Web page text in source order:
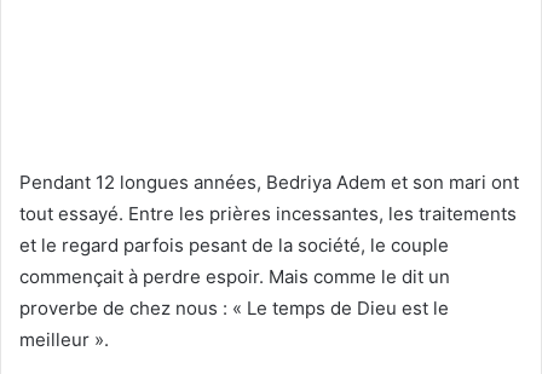
Pendant 12 longues années, Bedriya Adem et son mari ont
tout essayé. Entre les prières incessantes, les traitements
et le regard parfois pesant de la société, le couple
commençait à perdre espoir. Mais comme le dit un
proverbe de chez nous : « Le temps de Dieu est le
meilleur ».